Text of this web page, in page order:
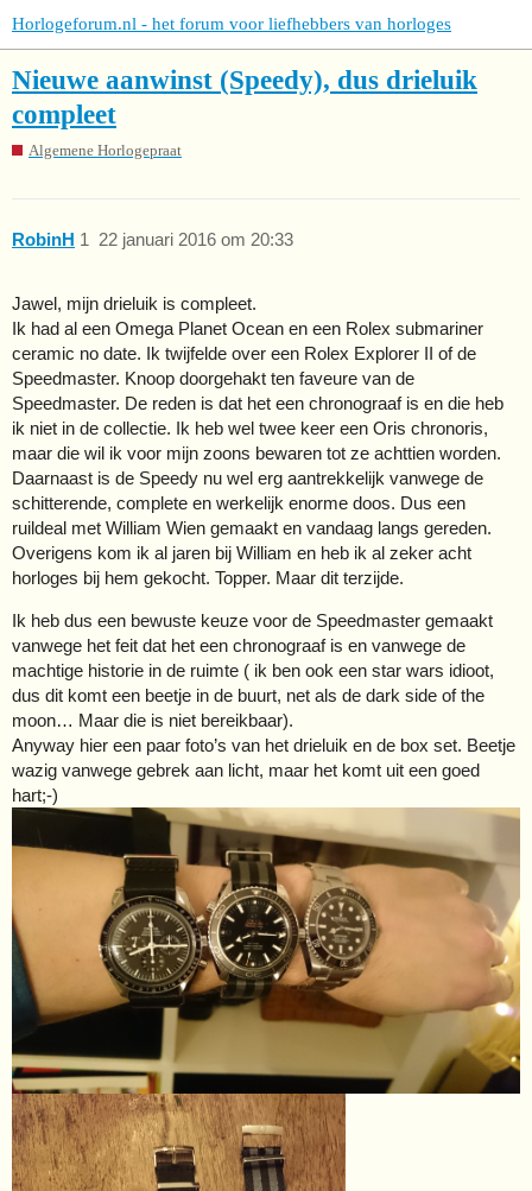
Horlogeforum.nl - het forum voor liefhebbers van horloges
Nieuwe aanwinst (Speedy), dus drieluik
compleet
Algemene Horlogepraat
RobinH 22 januari 2016 om 20:33
1
Jawel, mijn drieluik is compleet.
Ik had al een Omega Planet Ocean en een Rolex submariner
ceramic no date. Ik twijfelde over een Rolex Explorer II of de
Speedmaster. Knoop doorgehakt ten faveure van de
Speedmaster. De reden is dat het een chronograaf is en die heb
ik niet in de collectie. Ik heb wel twee keer een Oris chronoris,
maar die wil ik voor mijn zoons bewaren tot ze achttien worden.
Daarnaast is de Speedy nu wel erg aantrekkelijk vanwege de
schitterende, complete en werkelijk enorme doos. Dus een
ruildeal met William Wien gemaakt en vandaag langs gereden.
Overigens kom ik al jaren bij William en heb ik al zeker acht
horloges bij hem gekocht. Topper. Maar dit terzijde.
Ik heb dus een bewuste keuze voor de Speedmaster gemaakt
vanwege het feit dat het een chronograaf is en vanwege de
machtige historie in de ruimte ( ik ben ook een star wars idioot,
dus dit komt een beetje in de buurt, net als de dark side of the
moon… Maar die is niet bereikbaar).
Anyway hier een paar foto’s van het drieluik en de box set. Beetje
wazig vanwege gebrek aan licht, maar het komt uit een goed
hart;-)